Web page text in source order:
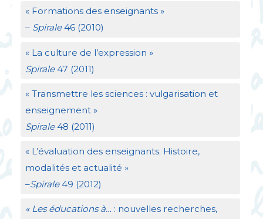
« Formations des enseignants »
– Spirale46 (2010)
« La culture de l’expression »
Spirale47 (2011)
« Transmettre les sciences : vulgarisation et
enseignement »
Spirale48 (2011)
« L’évaluation des enseignants. Histoire,
modalités et actualité »
–Spirale49 (2012)
« Les éducations à… : nouvelles recherches,